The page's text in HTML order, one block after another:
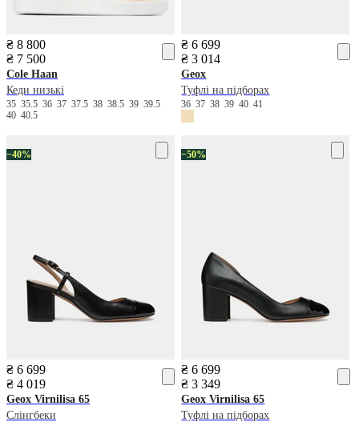
₴ 8 800
₴ 7 500
Cole Haan
Кеди низькі
35 35.5 36 37 37.5 38 38.5 39 39.5
40 40.5
₴ 6 699
₴ 3 014
Geox
Туфлі на підборах
363738394041
−40%
₴ 6 699
₴ 4 019
Geox Virnilisa 65
Слінгбеки
−50%
₴ 6 699
₴ 3 349
Geox Virnilisa 65
Туфлі на підборах